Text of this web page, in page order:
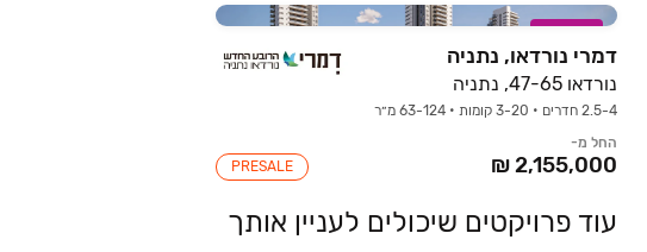
במבצע
דמרי נורדאו, נתניה
נורדאו 47-65, נתניה
2.5-4 חדרים • 3-20 קומות • 63-124 מ״ר
החל מ-
PRESALE
עוד פרויקטים שיכולים לעניין אותך